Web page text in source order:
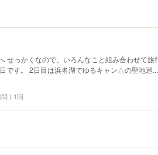
せっかくなので、いろんなこと組み合わせて旅
です。 2日目は浜名湖でゆるキャン△の聖地巡...
1回